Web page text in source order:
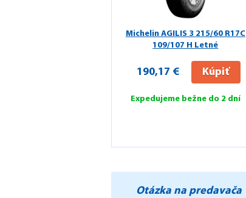
Michelin AGILIS 3 215/60 R17C
109/107 H Letné
190,17 € Kúpiť
Expedujeme bežne do 2 dní
Otázka na predavača